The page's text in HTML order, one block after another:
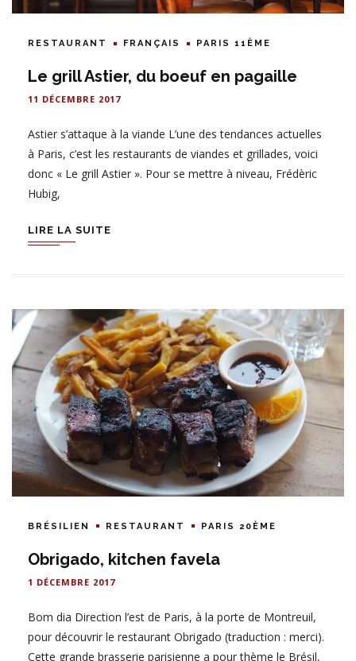
RESTAURANT FRANÇAIS PARIS 11ÈME
Le grill Astier, du boeuf en pagaille
11 DÉCEMBRE 2017
Astier s’attaque à la viande L’une des tendances actuelles
à Paris, c’est les restaurants de viandes et grillades, voici
donc « Le grill Astier ». Pour se mettre à niveau, Frédèric
Hubig,
LIRE LA SUITE
BRÉSILIEN RESTAURANT PARIS 20ÈME
Obrigado, kitchen favela
1 DÉCEMBRE 2017
Bom dia Direction l’est de Paris, à la porte de Montreuil,
pour découvrir le restaurant Obrigado (traduction : merci).
Cette grande brasserie parisienne a pour thème le Brésil,